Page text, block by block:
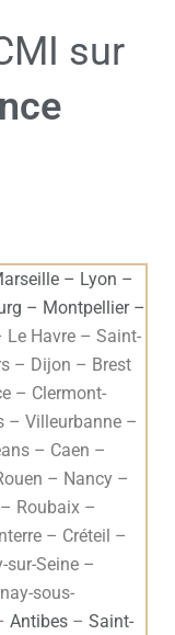
sur
– Lyon –
– Montpellier –
Le Havre – Saint-
– Dijon – Brest
– Clermont-
– Villeurbanne –
– Caen –
– Nancy –
Roubaix –
– Créteil –
Seine –
sous-
Antibes – Saint-